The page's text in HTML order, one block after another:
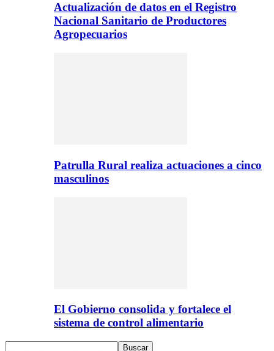
Actualización de datos en el Registro
Nacional Sanitario de Productores
Agropecuarios
Patrulla Rural realiza actuaciones a cinco
masculinos
El Gobierno consolida y fortalece el
sistema de control alimentario